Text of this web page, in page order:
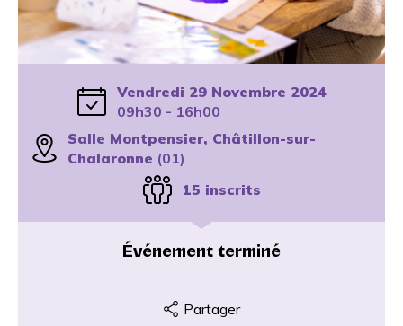
Vendredi 29 Novembre 2024
09h30 - 16h00
Salle Montpensier, Châtillon-sur-
Chalaronne (01)
15 inscrits
Événement terminé
Partager